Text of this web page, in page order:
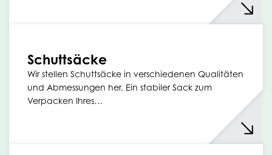
Schuttsäcke
Wir stellen Schuttsäcke in verschiedenen Qualitäten
und Abmessungen her. Ein stabiler Sack zum
Verpacken Ihres…